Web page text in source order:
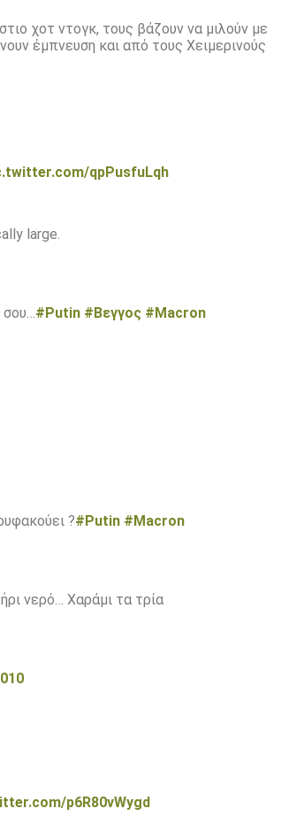
χοτ ντογκ, τους βάζουν να μιλούν με
έμπνευση και από τους Χειμερινούς
qpPusfuLqh
large.
σου…#Putin #Βεγγος #Μacron
?#Putin #Macron
νερό… Χαράμι τα τρία
p6R80vWygd